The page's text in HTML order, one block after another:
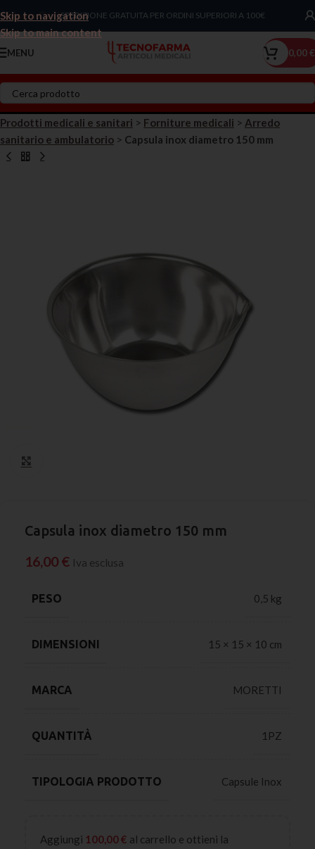
Skip to navigation
Skip to main content
Chiama Ora!SPEDIZIONE GRATUITA PER ORDINI SUPERIORI A 100€
MENU 0,00€
Prodotti medicali e sanitari > Forniture medicali > Arredo
sanitario e ambulatorio > Capsula inox diametro 150 mm
Capsula inox diametro 150 mm
16,00 € Iva esclusa
PESO 0,5 kg
DIMENSIONI 15 × 15 × 10 cm
MARCA MORETTI
QUANTITÀ 1PZ
TIPOLOGIA PRODOTTO Capsule Inox
Aggiungi 100,00€ al carrello e ottieni la